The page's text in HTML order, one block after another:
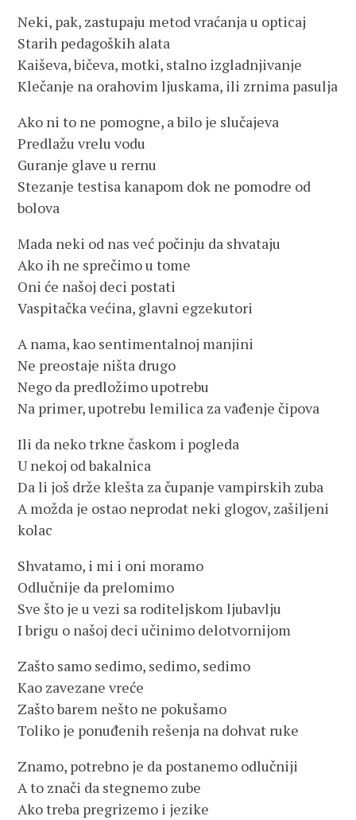
Neki, pak, zastupaju metod vraćanja u opticaj
Starih pedagoških alata
Kaiševa, bičeva, motki, stalno izgladnjivanje
Klečanje na orahovim ljuskama, ili zrnima pasulja
Ako ni to ne pomogne, a bilo je slučajeva
Predlažu vrelu vodu
Guranje glave u rernu
Stezanje testisa kanapom dok ne pomodre od
bolova
Mada neki od nas već počinju da shvataju
Ako ih ne sprečimo u tome
Oni će našoj deci postati
Vaspitačka većina, glavni egzekutori
A nama, kao sentimentalnoj manjini
Ne preostaje ništa drugo
Nego da predložimo upotrebu
Na primer, upotrebu lemilica za vađenje čipova
Ili da neko trkne časkom i pogleda
U nekoj od bakalnica
Da li još drže klešta za čupanje vampirskih zuba
A možda je ostao neprodat neki glogov, zašiljeni
kolac
Shvatamo, i mi i oni moramo
Odlučnije da prelomimo
Sve što je u vezi sa roditeljskom ljubavlju
I brigu o našoj deci učinimo delotvornijom
Zašto samo sedimo, sedimo, sedimo
Kao zavezane vreće
Zašto barem nešto ne pokušamo
Toliko je ponuđenih rešenja na dohvat ruke
Znamo, potrebno je da postanemo odlučniji
A to znači da stegnemo zube
Ako treba pregrizemo i jezike